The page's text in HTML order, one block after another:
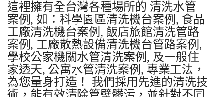
這裡擁有全台灣各種場所的 清洗水管
案例, 如：科學園區清洗機台案例, 食品
工廠清洗機台案例, 飯店旅館清洗管路
案例, 工廠散熱設備清洗機台管路案例,
學校公家機關水管清洗案例, 及一般住
家透天, 公寓水管清洗案例, 專業工法，
為您量身打造！ 我們採用先進的清洗技